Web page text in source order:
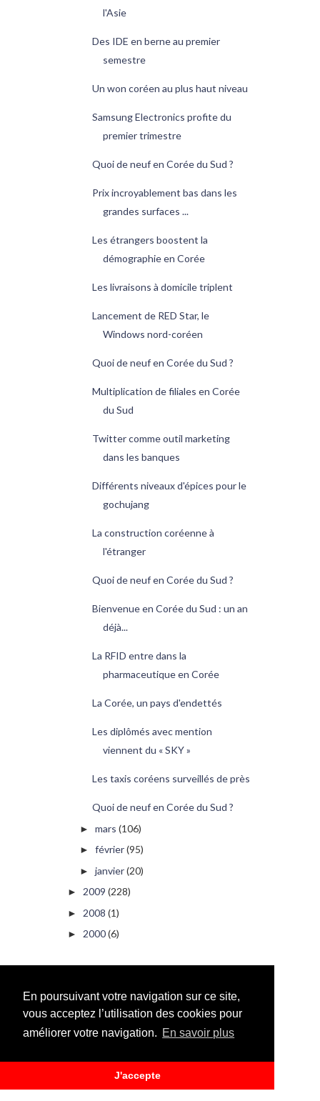
En poursuivant votre navigation sur ce site,
vous acceptez l’utilisation des cookies pour
améliorer votre navigation. En savoir plus
J'accepte
l'Asie
Des IDE en berne au premier
semestre
Un won coréen au plus haut niveau
Samsung Electronics profite du
premier trimestre
Quoi de neuf en Corée du Sud ?
Prix incroyablement bas dans les
grandes surfaces ...
Les étrangers boostent la
démographie en Corée
Les livraisons à domicile triplent
Lancement de RED Star, le
Windows nord-coréen
Quoi de neuf en Corée du Sud ?
Multiplication de filiales en Corée
du Sud
Twitter comme outil marketing
dans les banques
Différents niveaux d'épices pour le
gochujang
La construction coréenne à
l'étranger
Quoi de neuf en Corée du Sud ?
Bienvenue en Corée du Sud : un an
déjà...
La RFID entre dans la
pharmaceutique en Corée
La Corée, un pays d'endettés
Les diplômés avec mention
viennent du « SKY »
Les taxis coréens surveillés de près
Quoi de neuf en Corée du Sud ?
► mars (106)
► février(95)
► janvier(20)
► 2009 (228)
► 2008 (1)
► 2000(6)